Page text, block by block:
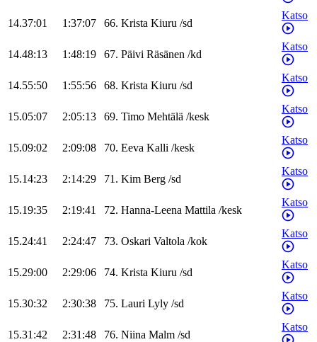
14.37:01 1:37:07 66. Krista Kiuru /sd
Katso
14.48:13 1:48:19 67. Päivi Räsänen /kd
Katso
14.55:50 1:55:56 68. Krista Kiuru /sd
Katso
15.05:07 2:05:13 69. Timo Mehtälä /kesk
Katso
15.09:02 2:09:08 70. Eeva Kalli /kesk
Katso
15.14:23 2:14:29 71. Kim Berg /sd
Katso
15.19:35 2:19:41 72. Hanna-Leena Mattila /kesk
Katso
15.24:41 2:24:47 73. Oskari Valtola /kok
Katso
15.29:00 2:29:06 74. Krista Kiuru /sd
Katso
15.30:32 2:30:38 75. Lauri Lyly /sd
Katso
15.31:42 2:31:48 76. Niina Malm /sd
Katso